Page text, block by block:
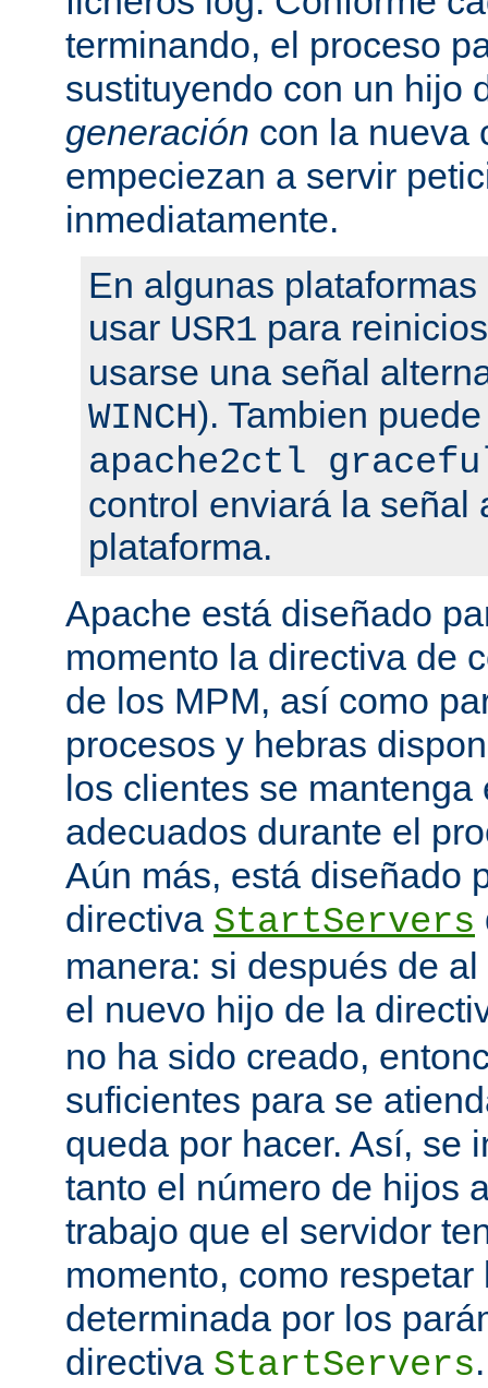
terminando, el proceso
sustituyendo con un hijo
generación con la nueva
empeciezan a servir
inmediatamente.
En algunas
usar USR1 para
usarse una señal
WINCH). Tambien
apache2ctl
control enviará la señal
plataforma.
Apache está diseñado
momento la directiva de
de los MPM, así como
procesos y hebras
los clientes se
adecuados durante el
Aún más, está diseñado
directiva StartServers
manera: si después de
el nuevo hijo de la
no ha sido creado,
suficientes para se
queda por hacer. Así, se
tanto el número de hijos
trabajo que el servidor
momento, como
determinada por los
directiva StartServers.